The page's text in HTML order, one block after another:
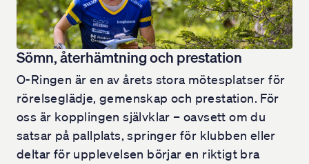
Sömn, återhämtning och prestation
O-Ringen är en av årets stora mötesplatser för
rörelseglädje, gemenskap och prestation. För
oss är kopplingen självklar – oavsett om du
satsar på pallplats, springer för klubben eller
deltar för upplevelsen börjar en riktigt bra